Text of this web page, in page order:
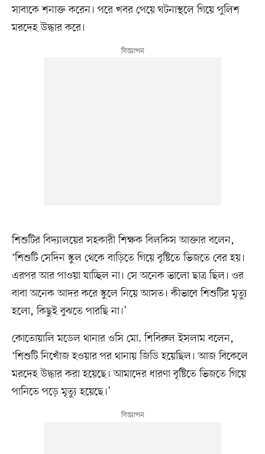
সাবাকে শনাক্ত করেন। পরে খবর পেয়ে ঘটনাস্থলে গিয়ে পুলিশ
মরদেহ উদ্ধার করে।
শিশুটির বিদ্যালয়ের সহকারী শিক্ষক বিলকিস আক্তার বলেন,
‘শিশুটি সেদিন স্কুল থেকে বাড়িতে গিয়ে বৃষ্টিতে ভিজতে বের হয়।
এরপর আর পাওয়া যাচ্ছিল না। সে অনেক ভালো ছাত্র ছিল। ওর
বাবা অনেক আদর করে স্কুলে নিয়ে আসত। কীভাবে শিশুটির মৃত্যু
হলো, কিছুই বুঝতে পারছি না।’
কোতোয়ালি মডেল থানার ওসি মো. শিবিরুল ইসলাম বলেন,
‘শিশুটি নিখোঁজ হওয়ার পর থানায় জিডি হয়েছিল। আজ বিকেলে
মরদেহ উদ্ধার করা হয়েছে। আমাদের ধারণা বৃষ্টিতে ভিজতে গিয়ে
পানিতে পড়ে মৃত্যু হয়েছে।’